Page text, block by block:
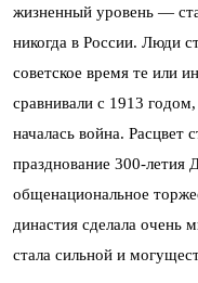
жизненный уровень —
никогда в России. Люди
советское время те или
сравнивали с 1913
началась война. Расцвет
празднование 300-летия
общенациональное
династия сделала очень
стала сильной и